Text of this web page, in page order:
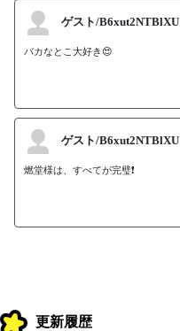
ゲスト/B6xut2NTBlXU
バカなとこ大好き😍
ゲスト/B6xut2NTBlXU
燃堂様は、すべてが完璧❗
更新履歴